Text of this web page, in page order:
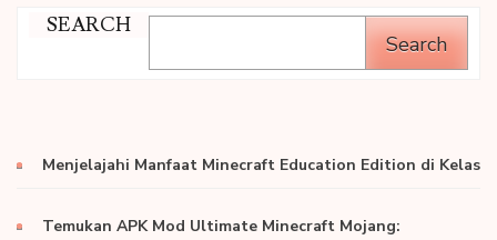
SEARCH
Search
Menjelajahi Manfaat Minecraft Education Edition di Kelas
Temukan APK Mod Ultimate Minecraft Mojang: